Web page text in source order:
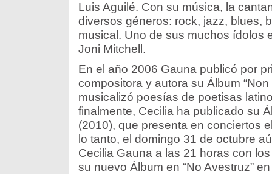
Luis Aguilé. Con su música, la
diversos géneros: rock, jazz, blues,
musical. Uno de sus muchos ídolos
Joni Mitchell.
En el año 2006 Gauna publicó por
compositora y autora su Álbum “Non
musicalizó poesías de poetisas
finalmente, Cecilia ha publicado su
(2010), que presenta en conciertos
lo tanto, el domingo 31 de octubre
Cecilia Gauna a las 21 horas con
su nuevo Álbum en “No Avestruz”